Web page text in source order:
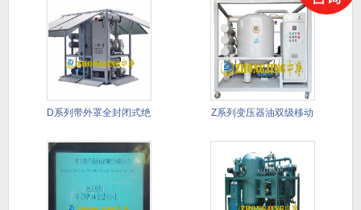
D系列带外罩全封闭式绝 Z系列变压器油双级移动